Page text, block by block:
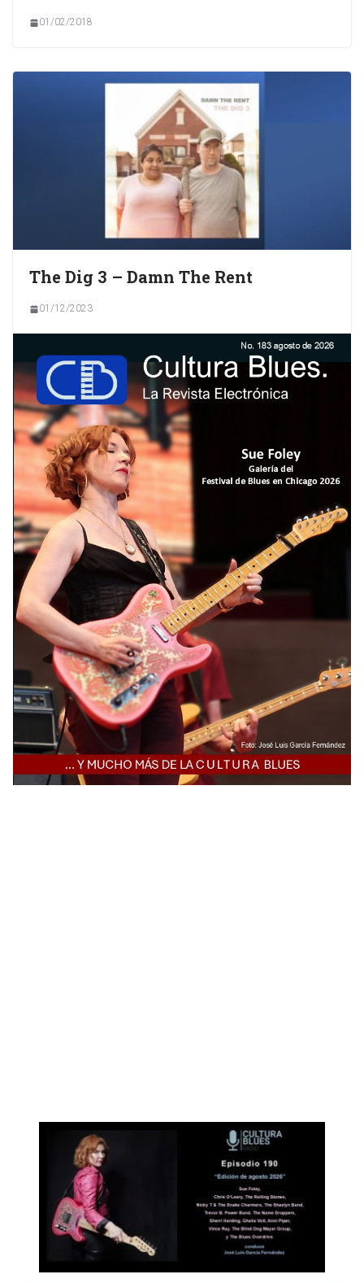
01/02/2018
The Dig 3 – Damn The Rent
01/12/2023